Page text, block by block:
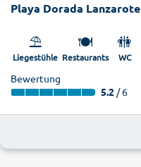
Playa Dorada Lanzarote
⛱️
Liegestühle
🍽️
Restaurants
🚻
WC
Bewertung
5.2 / 6